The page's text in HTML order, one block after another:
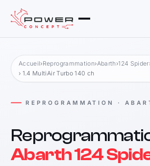
Accueil›Reprogrammation›Abarth ›124 Spider
› 1.4 MultiAir Turbo 140 ch
REPROGRAMMATION ·
Abarth 124